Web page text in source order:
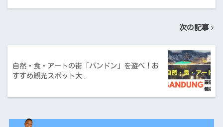
次の記事
自然・食・アートの街「バンドン」を遊べ！お
すすめ観光スポット大…